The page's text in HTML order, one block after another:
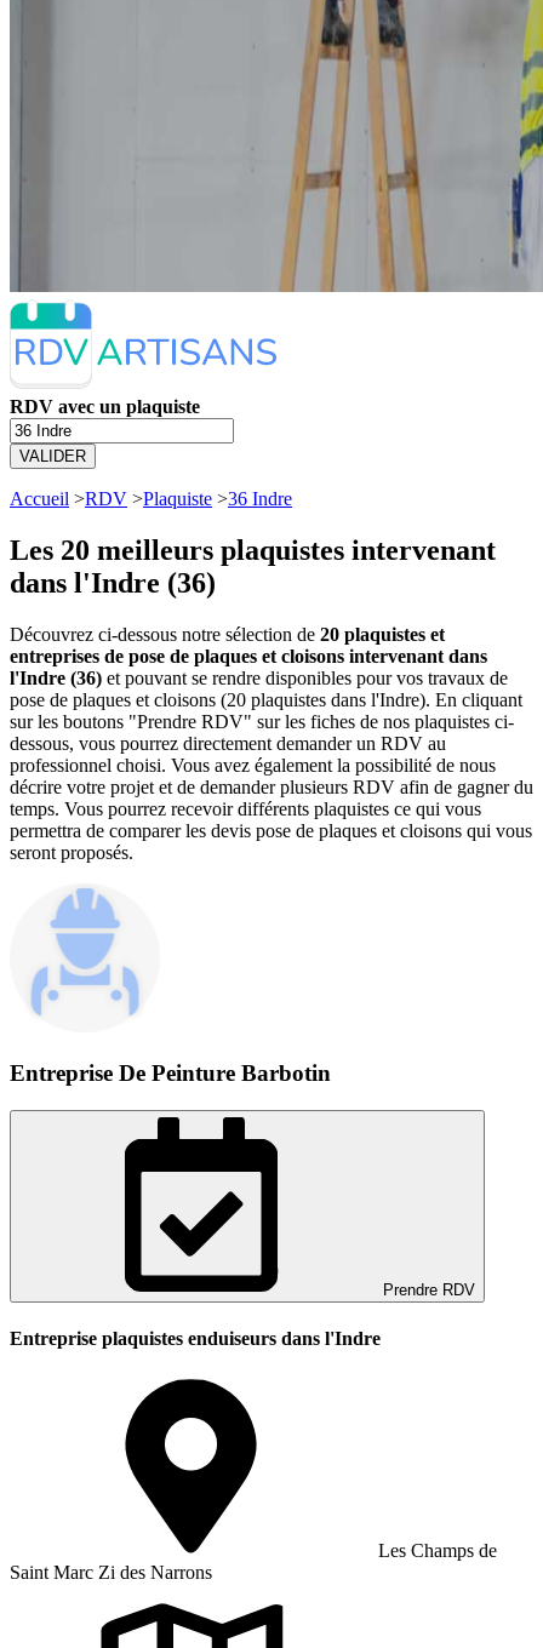
RDV avec un plaquiste
VALIDER
Accueil >RDV >Plaquiste >36 Indre
Les 20 meilleurs plaquistes intervenant
dans l'Indre (36)
Découvrez ci-dessous notre sélection de 20 plaquistes et
entreprises de pose de plaques et cloisons intervenant dans
l'Indre (36) et pouvant se rendre disponibles pour vos travaux de
pose de plaques et cloisons (20 plaquistes dans l'Indre). En cliquant
sur les boutons "Prendre RDV" sur les fiches de nos plaquistes ci-
dessous, vous pourrez directement demander un RDV au
professionnel choisi. Vous avez également la possibilité de nous
décrire votre projet et de demander plusieurs RDV afin de gagner du
temps. Vous pourrez recevoir différents plaquistes ce qui vous
permettra de comparer les devis pose de plaques et cloisons qui vous
seront proposés.
Entreprise De Peinture Barbotin
Prendre RDV
Entreprise plaquistes enduiseurs dans l'Indre
Les Champs de
Saint Marc Zi des Narrons